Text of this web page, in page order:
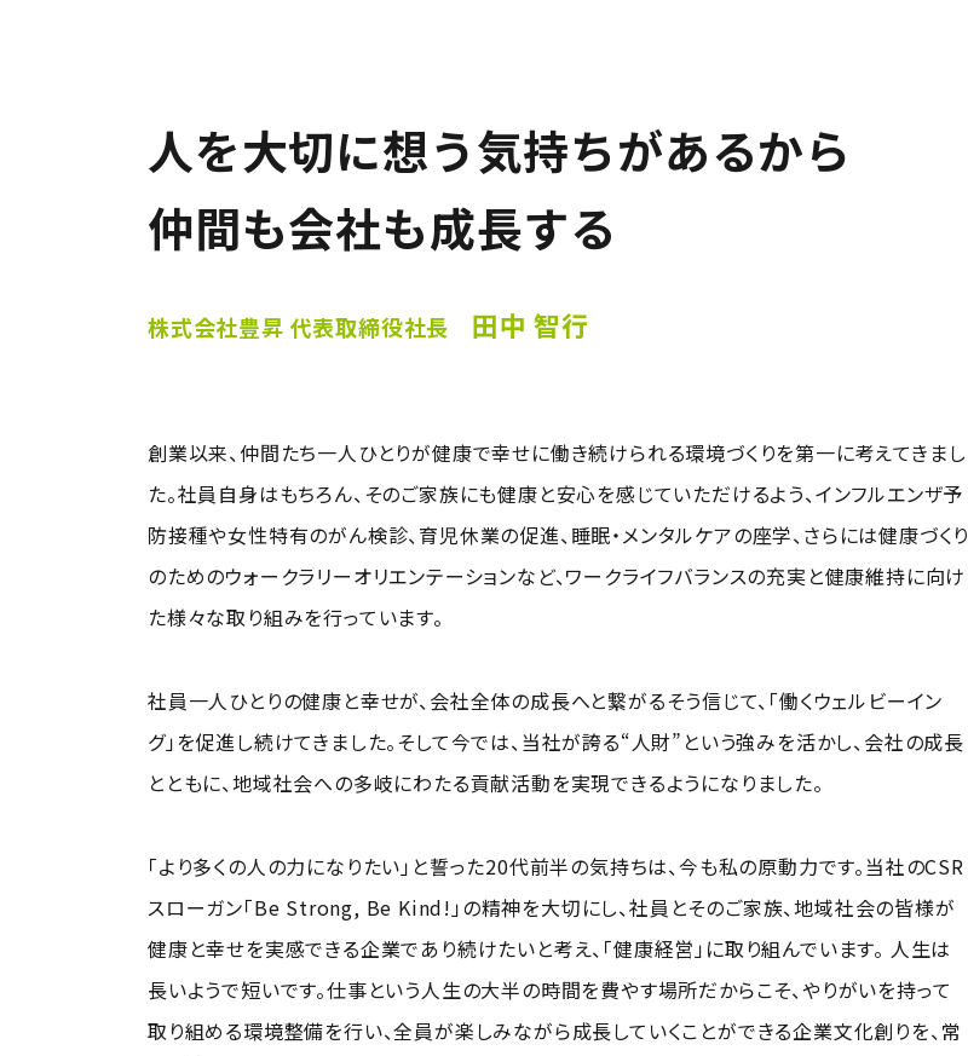
人を大切に想う気持ちがあるから
仲間も会社も成長する
株式会社豊昇 代表取締役社長 田中 智行
創業以来、仲間たち一人ひとりが健康で幸せに働き続けられる環境づくりを第一に考えてきまし
た。社員自身はもちろん、そのご家族にも健康と安心を感じていただけるよう、インフルエンザ予
防接種や女性特有のがん検診、育児休業の促進、睡眠・メンタルケアの座学、さらには健康づくり
のためのウォークラリーオリエンテーションなど、ワークライフバランスの充実と健康維持に向け
た様々な取り組みを行っています。
社員一人ひとりの健康と幸せが、会社全体の成長へと繋がる――そう信じて、「働くウェルビーイン
グ」を促進し続けてきました。そして今では、当社が誇る“人財”という強みを活かし、会社の成長
とともに、地域社会への多岐にわたる貢献活動を実現できるようになりました。
「より多くの人の力になりたい」と誓った20代前半の気持ちは、今も私の原動力です。当社のCSR
スローガン「Be Strong, Be Kind!」の精神を大切にし、社員とそのご家族、地域社会の皆様が
健康と幸せを実感できる企業であり続けたいと考え、「健康経営」に取り組んでいます。 人生は
長いようで短いです。仕事という人生の大半の時間を費やす場所だからこそ、やりがいを持って
取り組める環境整備を行い、全員が楽しみながら成長していくことができる企業文化創りを、常